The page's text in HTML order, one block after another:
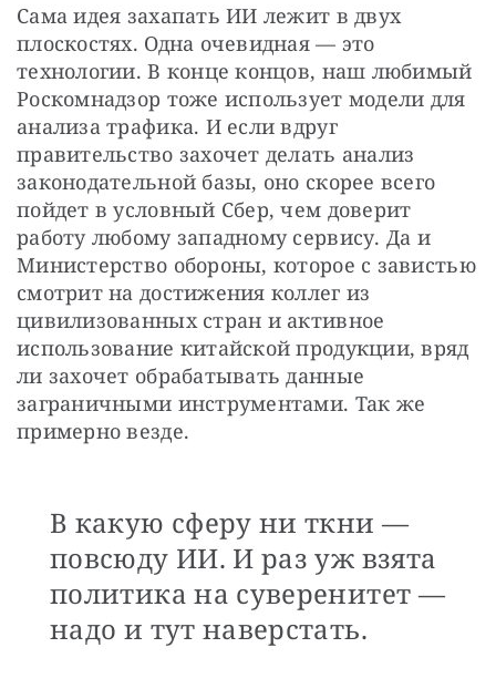
Сама идея захапать ИИ лежит в двух
плоскостях. Одна очевидная — это
технологии. В конце концов, наш любимый
Роскомнадзор тоже использует модели для
анализа трафика. И если вдруг
правительство захочет делать анализ
законодательной базы, оно скорее всего
пойдет в условный Сбер, чем доверит
работу любому западному сервису. Да и
Министерство обороны, которое с завистью
смотрит на достижения коллег из
цивилизованных стран и активное
использование китайской продукции, вряд
ли захочет обрабатывать данные
заграничными инструментами. Так же
примерно везде.
В какую сферу ни ткни —
повсюду ИИ. И раз уж взята
политика на суверенитет —
надо и тут наверстать.